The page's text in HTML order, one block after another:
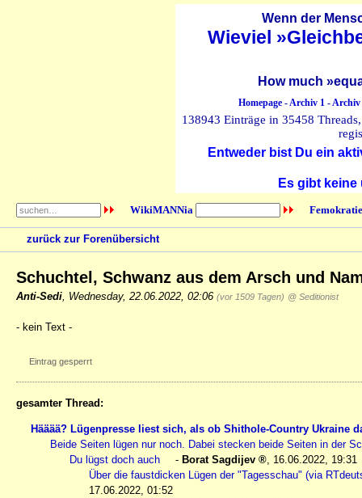
Wenn der
Wieviel
How much
Homepage-Archiv 1-Archiv
138943 Einträge in 35458
Entweder bist Du ein
Es gibt
WikiMANNia
zurück zur Forenübersicht
Schuchtel, Schwanz aus dem Arsch und
Anti-Sedi Wednesday, 22.06.2022, 02:06 (vor 1509 Tagen) @ Seditionist
- kein Text -
Eintrag gesperrt
gesamter Thread:
Hääää? Lügenpresse liest sich, als ob Shithole-Country Ukraine
Beide Seiten lügen nur noch. Dabei stecken beide Seiten in der
Du lügst doch auch
- Borat Sagdijev
16.06.2022, 19:31
Über die faustdicken Lügen der "Tagesschau" (via
17.06.2022, 01:52